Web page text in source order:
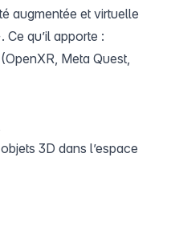
augmentée et virtuelle
qu’il apporte :
Meta Quest,
3D dans l’espace